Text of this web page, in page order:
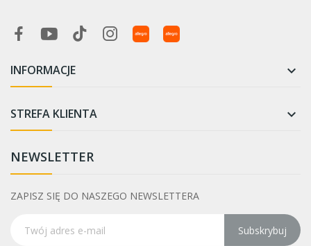
INFORMACJE 
STREFA KLIENTA 
NEWSLETTER
ZAPISZ SIĘ DO NASZEGO NEWSLETTERA
Subskrybuj